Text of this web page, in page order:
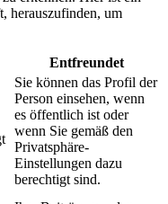
herauszufinden, um
Entfreundet
Sie können das Profil der
Person einsehen, wenn
es öffentlich ist oder
wenn Sie gemäß den
Privatsphäre-
Einstellungen dazu
berechtigt sind.